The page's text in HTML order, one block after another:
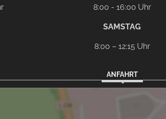
8:00 - 16:00 Uhr
SAMSTAG
8:00 – 12:15 Uhr
ANFAHRT